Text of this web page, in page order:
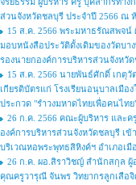
ส่วนจังหวัดชลบุรี ประจำปี 2566 ณ
15 ส.ค. 2566 พระมหาธรัณสพจน์
มอบหนังสือประวัติดั้งเดิมของวัดบา
รองนายกองค์การบริหารส่วนจังหวั
15 ส.ค. 2566 นายพันธ์ศักดิ์ เกตุ
เกียรติบัตรแก่ โรงเรียนอนุบาลเมือ
ประกวด "รำวงมหาดไทยเพื่อคนไท
26 ก.ค. 2566 คณะผู้บริหาร และค
องค์การบริหารส่วนจังหวัดชลบุรี เ
บริเวณหอพระพุทธสิหิงค์ฯ อำเภอเมื
26 ก.ค. ผอ.สิราวิชญ์ สำนักสกุล ผู้
คุณครูวารุณี จันพร วิทยากรลูกเสือ